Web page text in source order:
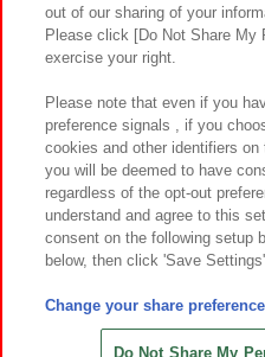
プライバシーポリシー ウェ
お取引先さまとともに
カスタマーハラスメント対応方針
©Bandai
©Bandai Namco
©HANAYASHIKI Co.,
out of our sharing of your
Please click [Do Not Share My
exercise your right.
Please note that even if you
preference signals , if you
cookies and other identifiers on
you will be deemed to have
regardless of the opt-out
understand and agree to this
consent on the following setup
below, then click 'Save
Change your share preference
Do Not Share My